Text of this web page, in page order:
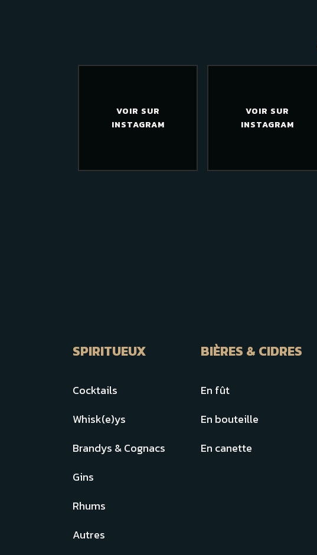
VOIR SUR
INSTAGRAM
VOIR SUR
INSTAGRAM
SPIRITUEUX
Cocktails
Whisk(e)ys
Brandys & Cognacs
Gins
Rhums
Autres
BIÈRES & CIDRES
En fût
En bouteille
En canette